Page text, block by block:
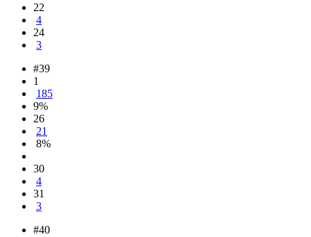
22
4
24
3
#39
1
185
9%
26
21
8%
30
4
31
3
#40